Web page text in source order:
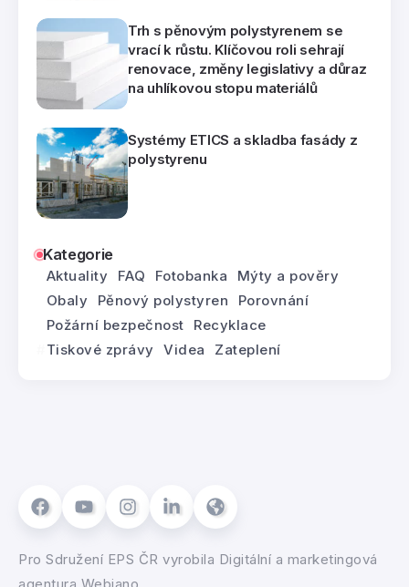
Trh s pěnovým polystyrenem se
vrací k růstu. Klíčovou roli sehrají
renovace, změny legislativy a důraz
na uhlíkovou stopu materiálů
Systémy ETICS a skladba fasády z
polystyrenu
Kategorie
Aktuality FAQ Fotobanka
Mýty a pověry
Obaly
Pěnový polystyren
Porovnání
Požární bezpečnost
Recyklace
Tiskové zprávy
Videa Zateplení
Pro Sdružení EPS ČR vyrobila Digitální a marketingová